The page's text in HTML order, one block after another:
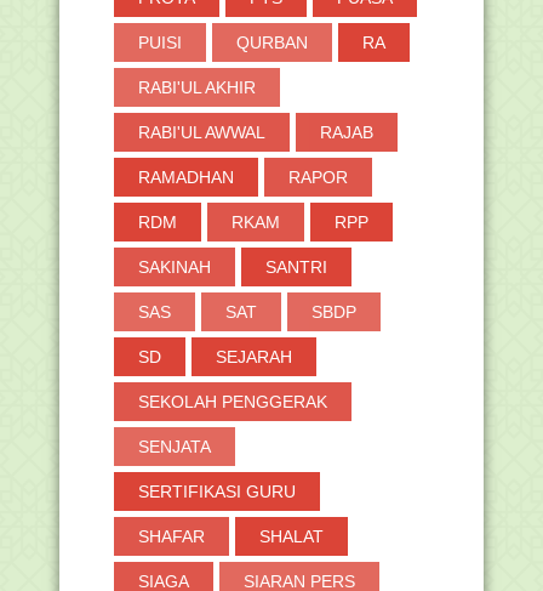
PUISI QURBAN RA
RABI'UL AKHIR
RABI'UL AWWAL RAJAB
RAMADHAN RAPOR
RDM RKAM RPP
SAKINAH SANTRI
SAS SAT SBDP
SD SEJARAH
SEKOLAH PENGGERAK
SENJATA
SERTIFIKASI GURU
SHAFAR SHALAT
SIAGA SIARAN PERS